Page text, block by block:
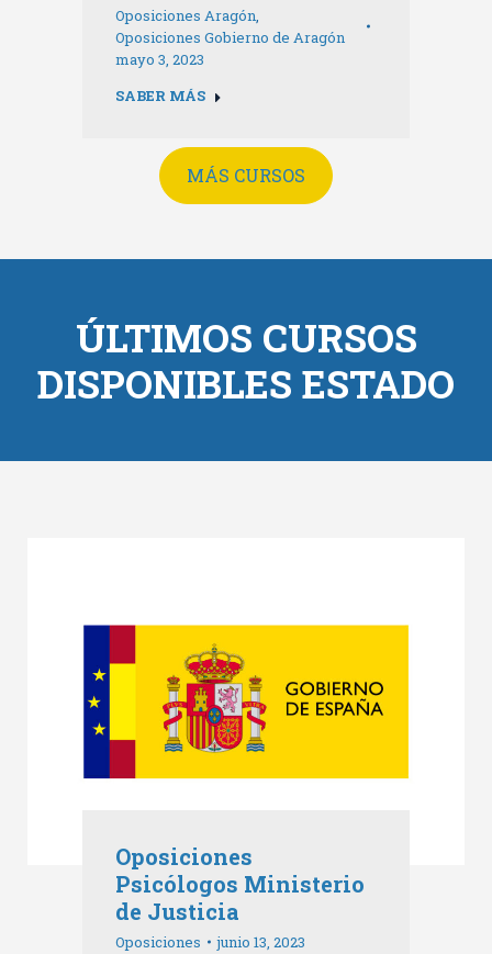
Oposiciones Aragón
Oposiciones Gobierno de Aragón
mayo 3, 2023
SABER MÁS
MÁS CURSOS
ÚLTIMOS CURSOS
DISPONIBLES ESTADO
Oposiciones
Psicólogos Ministerio
de Justicia
Oposiciones
junio 13, 2023